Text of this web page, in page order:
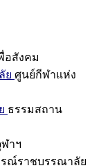
อสังคม
ย ศูนย์กีฬาแห่ง
ธรรมสถาน
าฯ
รณ์ราชบรรณาลัย